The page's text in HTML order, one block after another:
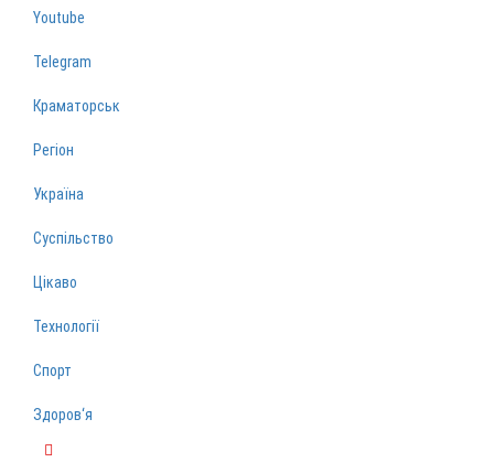
Youtube
Telegram
Краматорськ
Регіон
Україна
Суспільство
Цікаво
Технології
Спорт
Здоров‘я